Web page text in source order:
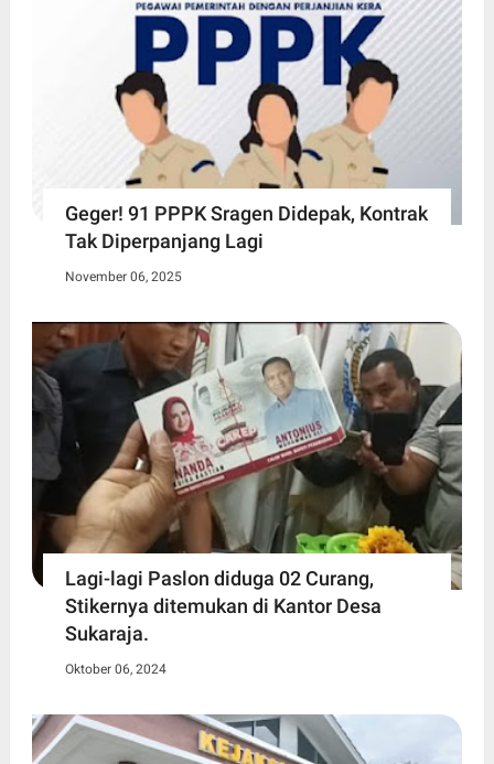
Geger! 91 PPPK Sragen Didepak, Kontrak
Tak Diperpanjang Lagi
November 06, 2025
Lagi-lagi Paslon diduga 02 Curang,
Stikernya ditemukan di Kantor Desa
Sukaraja.
Oktober 06, 2024